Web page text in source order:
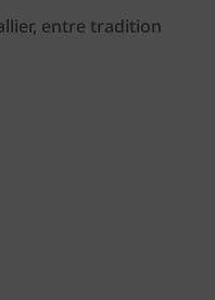
entre tradition